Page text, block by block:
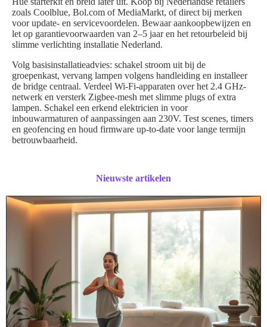
zoals Coolblue, Bol.com of MediaMarkt, of direct bij merken
voor update- en servicevoordelen. Bewaar aankoopbewijzen en
let op garantievoorwaarden van 2–5 jaar en het retourbeleid bij
slimme verlichting installatie Nederland.
Volg basisinstallatieadvies: schakel stroom uit bij de
groepenkast, vervang lampen volgens handleiding en installeer
de bridge centraal. Verdeel Wi‑Fi-apparaten over het 2.4 GHz-
netwerk en versterk Zigbee-mesh met slimme plugs of extra
lampen. Schakel een erkend elektricien in voor
inbouwarmaturen of aanpassingen aan 230V. Test scenes, timers
en geofencing en houd firmware up-to-date voor lange termijn
betrouwbaarheid.
Nieuwste artikelen